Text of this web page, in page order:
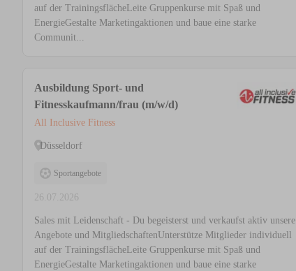
auf der TrainingsflächeLeite Gruppenkurse mit Spaß und
EnergieGestalte Marketingaktionen und baue eine starke
Communit...
Ausbildung Sport- und
Fitnesskaufmann/frau (m/w/d)
All Inclusive Fitness
Düsseldorf
Sportangebote
26.07.2026
Sales mit Leidenschaft - Du begeisterst und verkaufst aktiv unsere
Angebote und MitgliedschaftenUnterstütze Mitglieder individuell
auf der TrainingsflächeLeite Gruppenkurse mit Spaß und
EnergieGestalte Marketingaktionen und baue eine starke